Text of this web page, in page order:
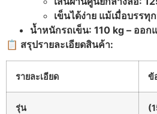
เข็นได้ง่าย แม้เมื่อบรรทุ
น้ำหนักรถเข็น: 110 kg – ออก
📋 สรุปรายละเอียดสินค้า:
รายละเอียด ข้
รุ่น